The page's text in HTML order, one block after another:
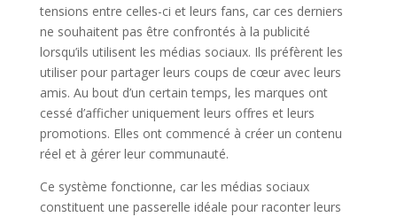
tensions entre celles-ci et leurs fans, car ces derniers
ne souhaitent pas être confrontés à la publicité
lorsqu’ils utilisent les médias sociaux. Ils préfèrent les
utiliser pour partager leurs coups de cœur avec leurs
amis. Au bout d’un certain temps, les marques ont
cessé d’afficher uniquement leurs offres et leurs
promotions. Elles ont commencé à créer un contenu
réel et à gérer leur communauté.
Ce système fonctionne, car les médias sociaux
constituent une passerelle idéale pour raconter leurs